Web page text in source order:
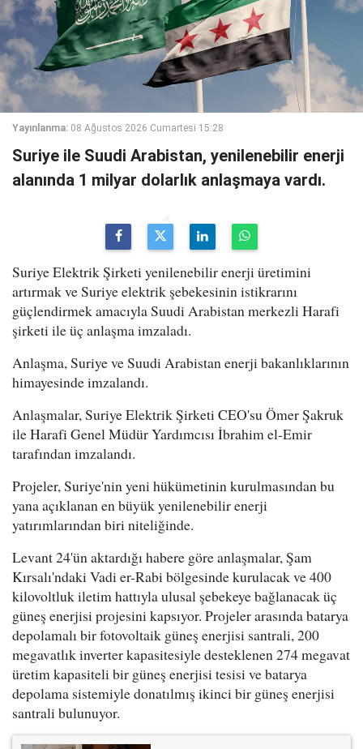
Yayınlanma: 08 Ağustos 2026 Cumartesi 15:28
Suriye ile Suudi Arabistan, yenilenebilir enerji
alanında 1 milyar dolarlık anlaşmaya vardı.
Suriye Elektrik Şirketi yenilenebilir enerji üretimini
artırmak ve Suriye elektrik şebekesinin istikrarını
güçlendirmek amacıyla Suudi Arabistan merkezli Harafi
şirketi ile üç anlaşma imzaladı.
Anlaşma, Suriye ve Suudi Arabistan enerji bakanlıklarının
himayesinde imzalandı.
Anlaşmalar, Suriye Elektrik Şirketi CEO'su Ömer Şakruk
ile Harafi Genel Müdür Yardımcısı İbrahim el-Emir
tarafından imzalandı.
Projeler, Suriye'nin yeni hükümetinin kurulmasından bu
yana açıklanan en büyük yenilenebilir enerji
yatırımlarından biri niteliğinde.
Levant 24'ün aktardığı habere göre anlaşmalar, Şam
Kırsalı'ndaki Vadi er-Rabi bölgesinde kurulacak ve 400
kilovoltluk iletim hattıyla ulusal şebekeye bağlanacak üç
güneş enerjisi projesini kapsıyor. Projeler arasında batarya
depolamalı bir fotovoltaik güneş enerjisi santrali, 200
megavatlık inverter kapasitesiyle desteklenen 274 megavat
üretim kapasiteli bir güneş enerjisi tesisi ve batarya
depolama sistemiyle donatılmış ikinci bir güneş enerjisi
santrali bulunuyor.